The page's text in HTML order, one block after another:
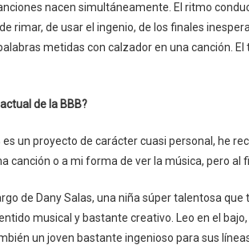
nacen simultáneamente. El ritmo
rimar, de usar el ingenio, de los finales
metidas con calzador en una canción.
de la BBB?
es un proyecto de carácter cuasi personal, he
canción o a mi forma de ver la música, pero al
de Dany Salas, una niña súper talentosa
musical y bastante creativo. Leo en el
un joven bastante ingenioso para sus